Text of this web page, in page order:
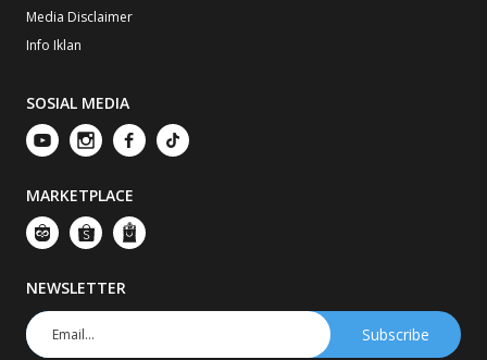
Media Disclaimer
Info Iklan
SOSIAL MEDIA
MARKETPLACE
NEWSLETTER